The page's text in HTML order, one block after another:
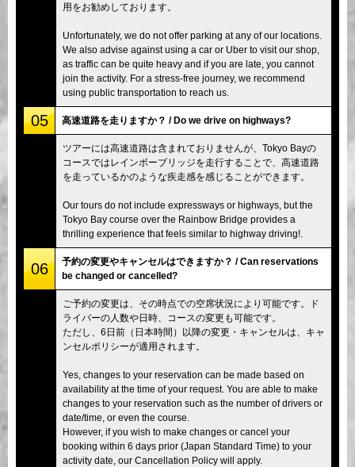
用をお勧めしております。
Unfortunately, we do not offer parking at any of our locations.
We also advise against using a car or Uber to visit our shop,
as traffic can be quite heavy and if you are late, you cannot
join the activity. For a stress-free journey, we recommend
using public transportation to reach us.
05 高速道路を走りますか？ / Do we drive on highways?
ツアーには高速道路は含まれておりませんが、Tokyo Bayの
コースではレインボーブリッジを走行することで、高速道路
を走っているかのような疾走感を感じることができます。
Our tours do not include expressways or highways, but the
Tokyo Bay course over the Rainbow Bridge provides a
thrilling experience that feels similar to highway driving!.
06
予約の変更やキャンセルはできますか？ / Can reservations
be changed or cancelled?
ご予約の変更は、その時点での空席状況により可能です。ド
ライバーの人数や日時、コースの変更も可能です。
ただし、6日前（日本時間）以降の変更・キャンセルは、キャ
ンセルポリシーが適用されます。
Yes, changes to your reservation can be made based on
availability at the time of your request. You are able to make
changes to your reservation such as the number of drivers or
date/time, or even the course.
However, if you wish to make changes or cancel your
booking within 6 days prior (Japan Standard Time) to your
activity date, our Cancellation Policy will apply.